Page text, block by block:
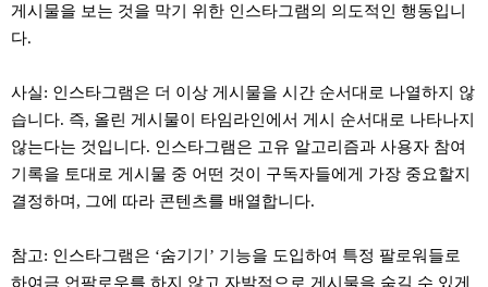
게시물을 보는 것을 막기 위한 인스타그램의 의도적인 행동입니
다.
사실: 인스타그램은 더 이상 게시물을 시간 순서대로 나열하지 않
습니다. 즉, 올린 게시물이 타임라인에서 게시 순서대로 나타나지
않는다는 것입니다. 인스타그램은 고유 알고리즘과 사용자 참여
기록을 토대로 게시물 중 어떤 것이 구독자들에게 가장 중요할지
결정하며, 그에 따라 콘텐츠를 배열합니다.
참고: 인스타그램은 ‘숨기기’ 기능을 도입하여 특정 팔로워들로
하여금 언팔로우를 하지 않고 자발적으로 게시물을 숨길 수 있게